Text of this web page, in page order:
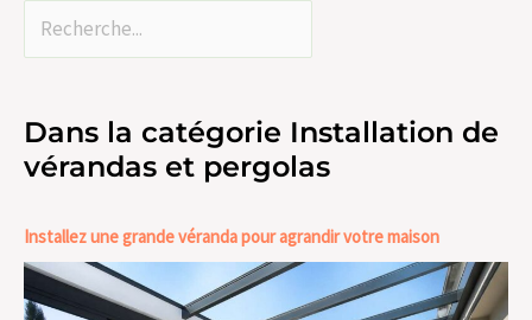
Dans la catégorie Installation de
vérandas et pergolas
Installez une grande véranda pour agrandir votre maison